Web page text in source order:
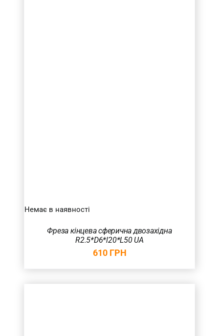
Немає в наявності
Фреза кінцева сферична двозахідна
R2.5*D6*l20*L50 UA
610 ГРН